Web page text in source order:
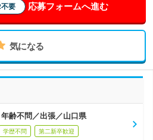
要 応募フォームへ進む
気になる
齢不問／出張／山口県
学歴不問 第二新卒歓迎